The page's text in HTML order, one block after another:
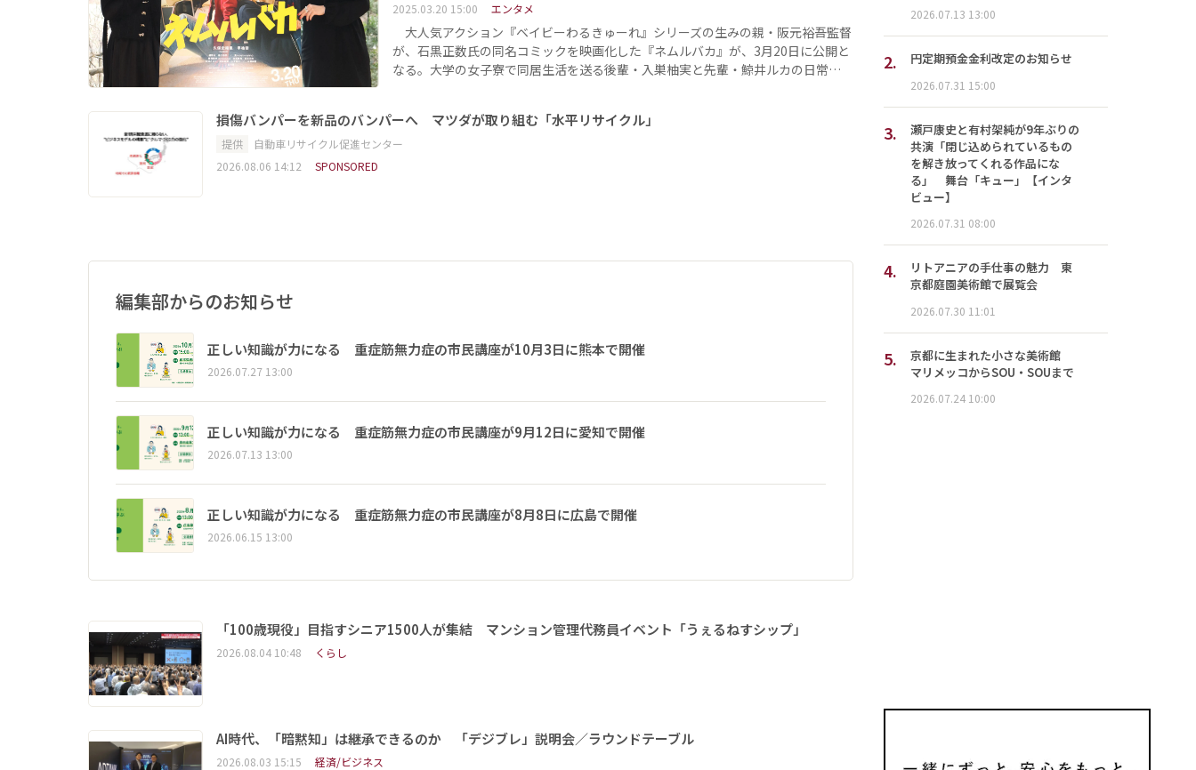
2025.03.20 15:00 エンタメ
大人気アクション『ベイビーわるきゅーれ』シリーズの生みの親・阪元裕吾監督
が、石黒正数氏の同名コミックを映画化した『ネムルバカ』が、3月20日に公開と
なる。大学の女子寮で同居生活を送る後輩・入巣柚実と先輩・鯨井ルカの日常…
損傷バンパーを新品のバンパーへ マツダが取り組む「水平リサイクル」
提供
自動車リサイクル促進センター
2026.08.06 14:12
SPONSORED
編集部からのお知らせ
正しい知識が力になる 重症筋無力症の市民講座が10月3日に熊本で開催
2026.07.27 13:00
正しい知識が力になる 重症筋無力症の市民講座が9月12日に愛知で開催
2026.07.13 13:00
正しい知識が力になる 重症筋無力症の市民講座が8月8日に広島で開催
2026.06.15 13:00
「100歳現役」目指すシニア1500人が集結 マンション管理代務員イベント「うぇるねすシップ」
2026.08.04 10:48 くらし
AI時代、「暗黙知」は継承できるのか 「デジブレ」説明会／ラウンドテーブル
2026.08.03 15:15 経済/ビジネス
2026.07.13 13:00
2. 円定期預金金利改定のお知らせ
2026.07.31 15:00
3.
瀬戸康史と有村架純が9年ぶりの
共演「閉じ込められているもの
を解き放ってくれる作品にな
る」 舞台「キュー」【インタ
ビュー】
2026.07.31 08:00
4.
リトアニアの手仕事の魅力 東
京都庭園美術館で展覧会
2026.07.30 11:01
5.
京都に生まれた小さな美術館
マリメッコからSOU・SOUまで
2026.07.24 10:00